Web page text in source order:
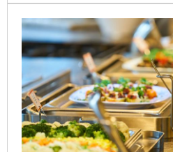
餐和9道秋蟹單品料理，台北
推出全新午間主餐。（賴俊佑